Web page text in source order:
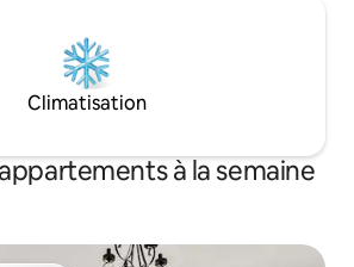
Climatisation
à la semaine